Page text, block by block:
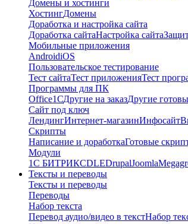
Домены и хостинги
ХостингДомены
Доработка и настройка сайта
Доработка сайтаНастройка сайта
Мобильные приложения
AndroidiOS
Пользовательское тестирование
Тест сайтаТест приложенияТест
Программы для ПК
Office1СДругие на заказДругие
Сайт под ключ
ЛендингИнтернет-магазинИнфосайт
Скрипты
Написание и доработкаГотовые
Модули
1C БИТРИКСDLEDrupalJoomla
Тексты и переводы
Тексты и переводы
Переводы
Набор текста
Перевод аудио/видео в текстНабор